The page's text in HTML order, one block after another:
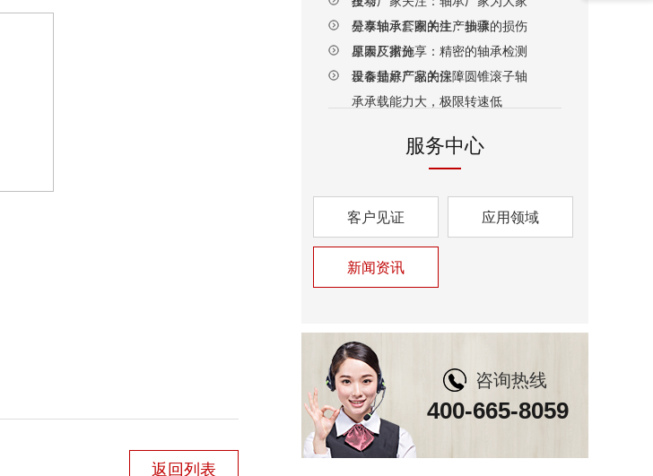
返回列表
分享轴承套圈的生产步骤
星泰轴承厂家关注：轴承的损伤
原因及措施
星泰厂家分享：精密的轴承检测
设备是好产品的保障
星泰轴承厂家关注：圆锥滚子轴
承承载能力大，极限转速低
服务中心
客户见证 应用领域
新闻资讯
咨询热线
400-665-8059